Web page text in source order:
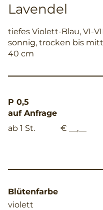
Lavendel
tiefes Violett-Blau, VI-
sonnig, trocken bis
40 cm
P 0,5
auf Anfrage
ab 1 St.
€ __,__
Blütenfarbe
violett